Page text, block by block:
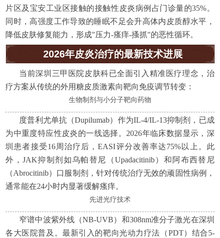
片区及宝安工业区接触的接触性皮炎病例占门诊量的35%。
同时，高强度工作导致的睡眠不足会升高体内皮质醇水平，
降低皮肤修复能力，形成"压力-瘙痒-搔抓"的恶性循环。
2026年皮炎治疗的最新技术进展
当前深圳三甲医院皮肤科已全面引入精准医疗理念，治
疗方案从传统的外用糖皮质激素向靶向免疫调节转变：
生物制剂与小分子靶向药物
度普利尤单抗（Dupilumab）作为IL-4/IL-13抑制剂，已成
为中重度特应性皮炎的一线选择。2026年临床数据显示，深
圳患者接受16周治疗后，EASI评分改善率达75%以上。此
外，JAK抑制剂如乌帕替尼（Upadacitinib）和阿布西替尼
（Abrocitinib）口服制剂，针对传统治疗无效的顽固性病例，
通常能在24小时内显著缓解瘙痒。
先进光疗技术
窄谱中波紫外线（NB-UVB）和308nm准分子激光在深圳
各大医院普及。最新引入的靶向光动力疗法（PDT）结合5-